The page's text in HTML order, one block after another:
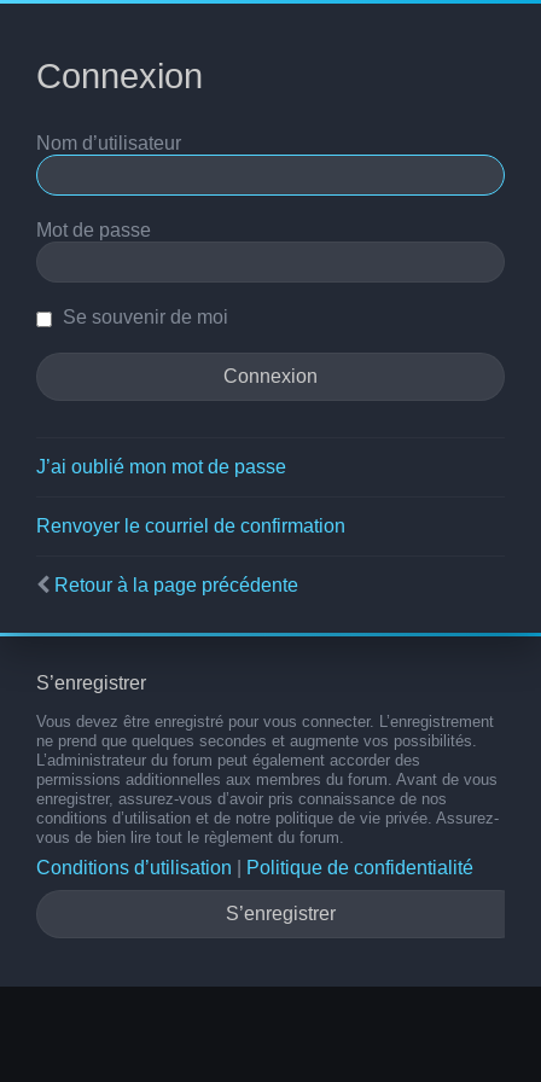
Connexion
Nom d’utilisateur
Mot de passe
Se souvenir de moi
J’ai oublié mon mot de passe
Renvoyer le courriel de confirmation
Retour à la page précédente
S’enregistrer
Vous devez être enregistré pour vous connecter. L’enregistrement
ne prend que quelques secondes et augmente vos possibilités.
L’administrateur du forum peut également accorder des
permissions additionnelles aux membres du forum. Avant de vous
enregistrer, assurez-vous d’avoir pris connaissance de nos
conditions d’utilisation et de notre politique de vie privée. Assurez-
vous de bien lire tout le règlement du forum.
Conditions d’utilisation Politique de confidentialité
S’enregistrer